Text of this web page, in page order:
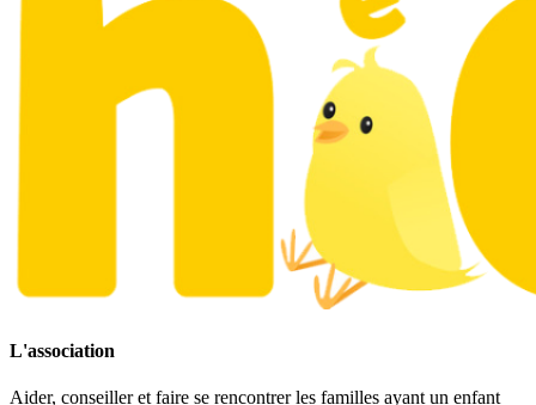
L'association
Aider, conseiller et faire se rencontrer les familles ayant un enfant